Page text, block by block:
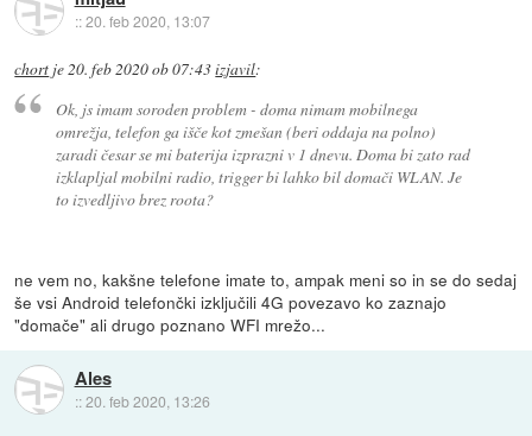
::20. feb 2020, 13:07
chort je20. feb 2020 ob 07:43izjavil:
Ok, js imam soroden problem - doma nimam mobilnega
omrežja, telefon ga išče kot zmešan (beri oddaja na polno)
zaradi česar se mi baterija izprazni v 1 dnevu. Doma bi zato rad
izklapljal mobilni radio, trigger bi lahko bil domači WLAN. Je
to izvedljivo brez roota?
ne vem no, kakšne telefone imate to, ampak meni so in se do sedaj
še vsi Android telefončki izključili 4G povezavo ko zaznajo
"domače" ali drugo poznano WFI mrežo...
Ales
::20. feb 2020, 13:26